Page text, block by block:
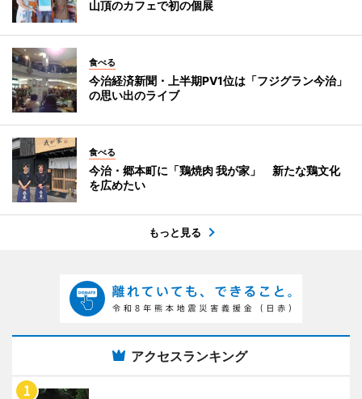
山頂のカフェで初の個展
食べる
今治経済新聞・上半期PV1位は「フジグラン今治」
の思い出のライブ
食べる
今治・郷本町に「鶏焼肉 我が家」 新たな鶏文化
を広めたい
もっと見る
アクセスランキング